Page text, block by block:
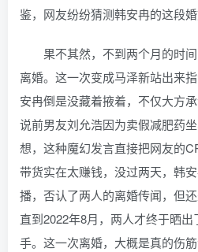
鉴，网友纷纷猜测韩安冉的这段婚
果不其然，不到两个月的时
离婚。这一次变成马泽新站出来
安冉倒是没藏着掖着，不仅大方
说前男友刘允浩因为卖假减肥药
想，这种魔幻发言直接把网友的
带货实在太赚钱，没过两天，韩
播，否认了两人的离婚传闻，但
直到2022年8月，两人才终于晒
手。这一次离婚，大概是真的伤